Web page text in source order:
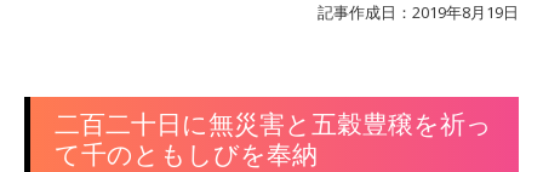
記事作成日：2019年8月19日
二百二十日に無災害と五穀豊穣を祈っ
て千のともしびを奉納